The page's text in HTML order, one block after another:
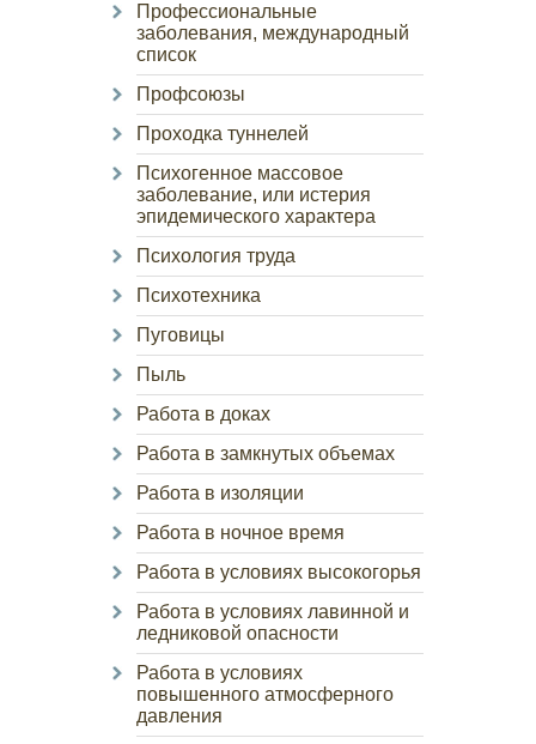
Профессиональные
заболевания, международный
список
Профсоюзы
Проходка туннелей
Психогенное массовое
заболевание, или истерия
эпидемического характера
Психология труда
Психотехника
Пуговицы
Пыль
Работа в доках
Работа в замкнутых объемах
Работа в изоляции
Работа в ночное время
Работа в условиях высокогорья
Работа в условиях лавинной и
ледниковой опасности
Работа в условиях
повышенного атмосферного
давления